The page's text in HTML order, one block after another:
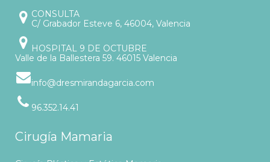
CONSULTA
C/ Grabador Esteve 6, 46004, Valencia
HOSPITAL 9 DE OCTUBRE
Valle de la Ballestera 59. 46015 Valencia
info@dresmirandagarcia.com
96.352.14.41
Cirugía Mamaria